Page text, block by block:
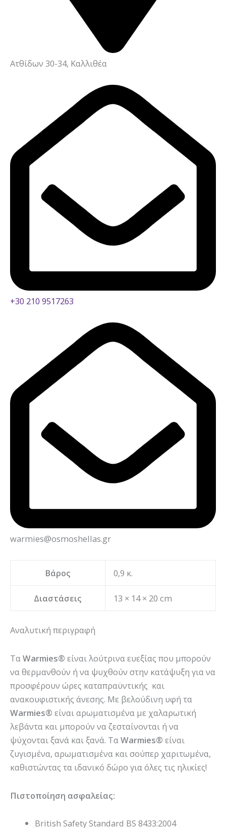
Ατθίδων 30-34, Καλλιθέα
+30 210 9517263
warmies@osmoshellas.gr
Βάρος 0,9 κ.
Διαστάσεις 13 × 14 × 20 cm
Αναλυτική περιγραφή
ΤαWarmies® είναι λούτρινα ευεξίας που μπορούν
να θερμανθούν ή να ψυχθούν στην κατάψυξη για να
προσφέρουν ώρες καταπραϋντικής και
ανακουφιστικής άνεσης. Με βελούδινη υφή τα
Warmies® είναι αρωματισμένα με χαλαρωτική
λεβάντα και μπορούν να ζεσταίνονται ή να
ψύχονται ξανά και ξανά. ΤαWarmies® είναι
ζυγισμένα, αρωματισμένα και σούπερ χαριτωμένα,
καθιστώντας τα ιδανικό δώρο για όλες τις ηλικίες!
Πιστοποίηση ασφαλείας:
British Safety Standard BS 8433:2004